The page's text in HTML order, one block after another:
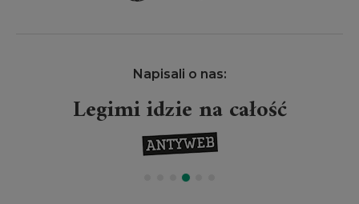
Napisali o nas:
Legimi idzie na całość